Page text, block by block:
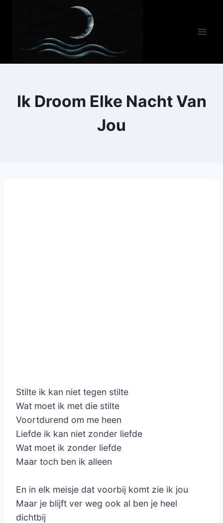
Ik Droom Elke Nacht Van
Jou
Stilte ik kan niet tegen stilte
Wat moet ik met die stilte
Voortdurend om me heen
Liefde ik kan niet zonder liefde
Wat moet ik zonder liefde
Maar toch ben ik alleen
En in elk meisje dat voorbij komt zie ik jou
Maar je blijft ver weg ook al ben je heel
dichtbij